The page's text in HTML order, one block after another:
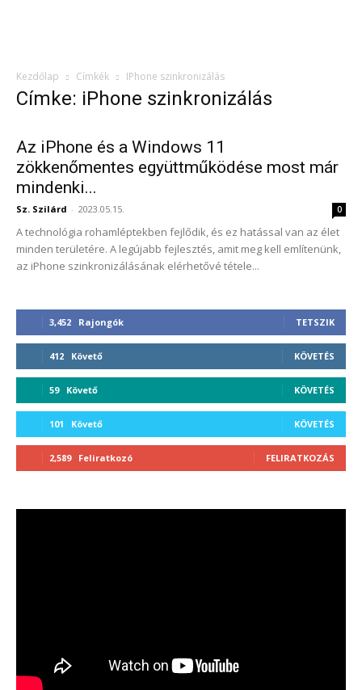
Kezdőlap Címkék IPhone szinkronizálás
Címke: iPhone szinkronizálás
Az iPhone és a Windows 11
zökkenőmentes együttműködése most már
mindenki...
Sz. Szilárd - 2023.05.15. 0
A technológia rohamléptekben fejlődik, és ez hatással van az élet
minden területére. A legújabb fejlesztés, amit meg kell említenünk,
az iPhone szinkronizálásának elérhetővé tétele...
3,452 Rajongók TETSZIK
412 Követő KÖVETÉS
59 Követő KÖVETÉS
101 Követő KÖVETÉS
2,589 Feliratkozó FELIRATKOZÁS